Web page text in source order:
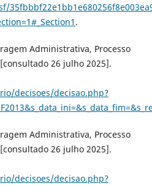
.
Administrativa, Processo
26 julho 2025].
decisoes/decisao.php?
Administrativa, Processo
26 julho 2025].
decisoes/decisao.php?